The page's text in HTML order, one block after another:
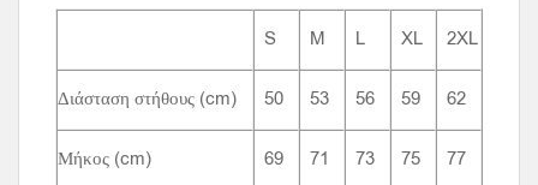
S M L XL 2XL
Διάσταση στήθους (cm) 50 53 56 59 62
Μήκος (cm) 69 71 73 75 77